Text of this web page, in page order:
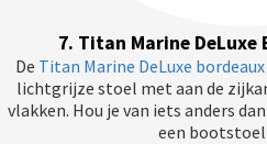
7. Titan Marine
De Titan Marine DeLuxe
lichtgrijze stoel met aan de
vlakken. Hou je van iets anders
een bootstoel